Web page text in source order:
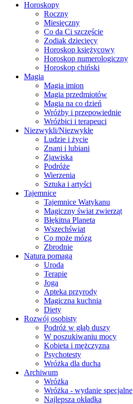
Horoskopy
Roczny
Miesięczny
Co da Ci szczęście
Zodiak dziecięcy
Horoskop księżycowy
Horoskop numerologiczny
Horoskop chiński
Magia
Magia imion
Magia przedmiotów
Magia na co dzień
Wróżby i przepowiednie
Wróżbici i terapeuci
Niezwykli/Niezwykłe
Ludzie i życie
Znani i lubiani
Zjawiska
Podróże
Wierzenia
Sztuka i artyści
Tajemnice
Tajemnice Watykanu
Magiczny świat zwierząt
Błękitna Planeta
Wszechświat
Co może mózg
Zbrodnie
Natura pomaga
Uroda
Terapie
Joga
Apteka przyrody
Magiczna kuchnia
Diety
Rozwój osobisty
Podróż w głąb duszy
W poszukiwaniu mocy
Kobieta i mężczyzna
Psychotesty
Wróżka dla ducha
Archiwum
Wróżka
Wróżka - wydanie specjalne
Najlepsza okładka